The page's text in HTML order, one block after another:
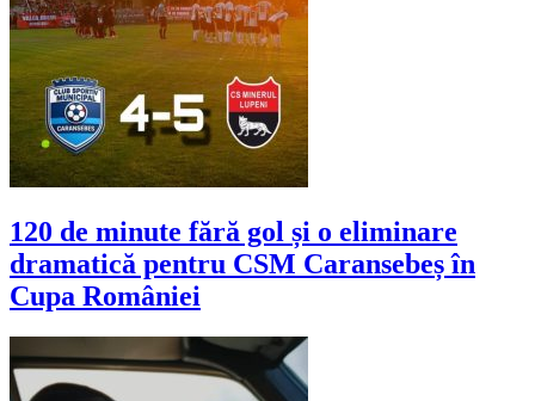
120 de minute fără gol și o eliminare
dramatică pentru CSM Caransebeș în
Cupa României